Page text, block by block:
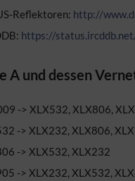
Reflektoren: http://
https://
A und dessen
-> XLX532, XLX806,
-> XLX232, XLX806,
-> XLX532, XLX232
-> XLX232, XLX532,